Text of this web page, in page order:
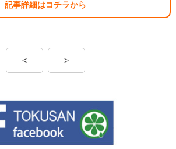
記事詳細はコチラから
< >